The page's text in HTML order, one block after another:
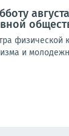
физической
и